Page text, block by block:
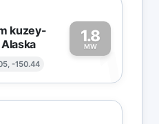
kuzey-
-150.44
1.8
MW1